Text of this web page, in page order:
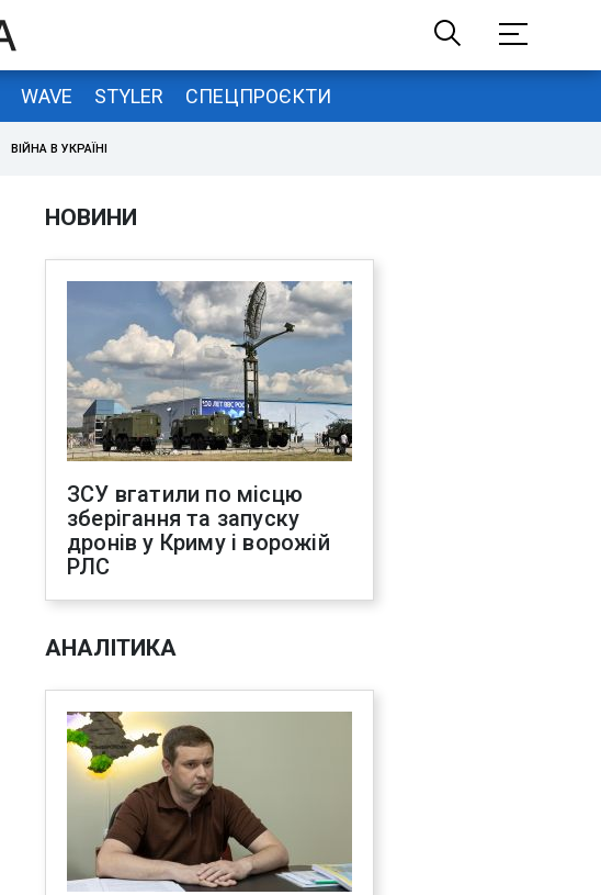
WAVE STYLER СПЕЦПРОЄКТИ
ВІЙНА В УКРАЇНІ
НОВИНИ
ЗСУ вгатили по місцю
зберігання та запуску
дронів у Криму і ворожій
РЛС
АНАЛІТИКА